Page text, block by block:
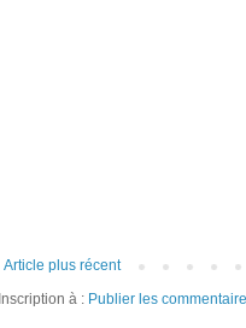
Article plus récent
Inscription à : Publier les